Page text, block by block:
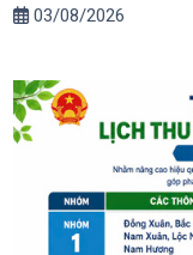
03/08/2026